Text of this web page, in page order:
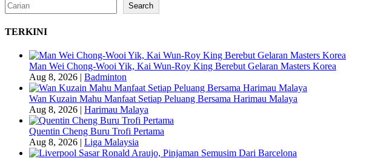
Search Search
TERKINI
Man Wei Chong-Wooi Yik, Kai Wun-Roy King Berebut Gelaran Masters Korea
Aug 8, 2026
Badminton
Wan Kuzain Mahu Manfaat Setiap Peluang Bersama Harimau Malaya
Aug 8, 2026
Harimau Malaya
Quentin Cheng Buru Trofi Pertama
Aug 8, 2026
Liga Malaysia